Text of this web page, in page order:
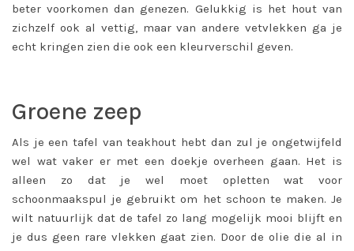
beter voorkomen dan genezen. Gelukkig is het hout van
zichzelf ook al vettig, maar van andere vetvlekken ga je
echt kringen zien die ook een kleurverschil geven.
Groene zeep
Als je een tafel van teakhout hebt dan zul je ongetwijfeld
wel wat vaker er met een doekje overheen gaan. Het is
alleen zo dat je wel moet opletten wat voor
schoonmaakspul je gebruikt om het schoon te maken. Je
wilt natuurlijk dat de tafel zo lang mogelijk mooi blijft en
je dus geen rare vlekken gaat zien. Door de olie die al in